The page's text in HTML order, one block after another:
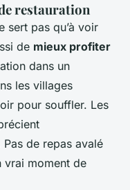
restauration
sert pas qu’à voir
de mieux profiter
dans un
les villages
pour souffler. Les
de repas avalé
vrai moment de